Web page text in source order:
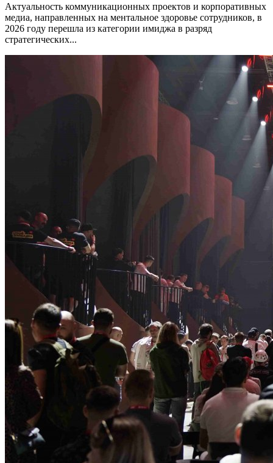
Актуальность коммуникационных проектов и корпоративных
медиа, направленных на ментальное здоровье сотрудников, в
2026 году перешла из категории имиджа в разряд
стратегических...